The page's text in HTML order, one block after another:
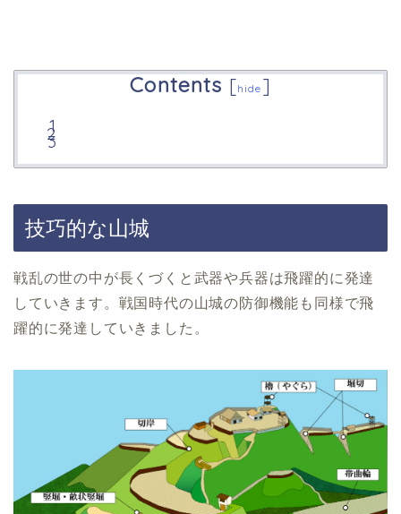
Contents [hide ]
技巧的な山城
戦乱の世の中が長くづくと武器や兵器は飛躍的に発達
していきます。戦国時代の山城の防御機能も同様で飛
躍的に発達していきました。